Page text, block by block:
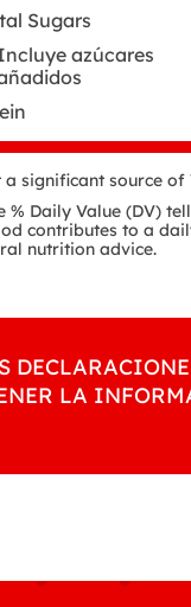
Sugars
azúcares
a significant source
% Daily Value (DV)
contributes to a
nutrition advice.
LA